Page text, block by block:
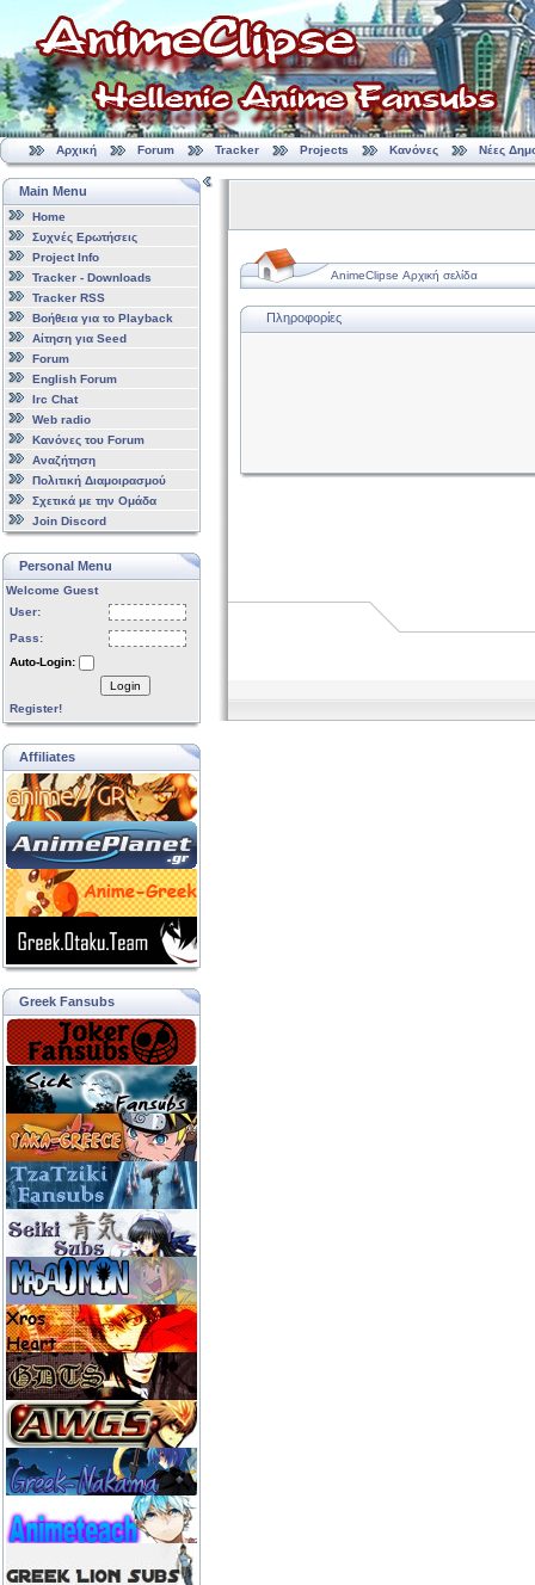
Αρχική Forum Tracker Projects Κανόνες Νέες
Main Menu
Home
Συχνές Ερωτήσεις
Project Info
Tracker - Downloads
Tracker RSS
Βοήθεια για το Playback
Αίτηση για Seed
Forum
English Forum
Irc Chat
Web radio
Κανόνες του Forum
Αναζήτηση
Πολιτική Διαμοιρασμού
Σχετικά με την Ομάδα
Join Discord
Personal Menu
Welcome Guest
User:
Pass:
Auto-Login:
Login
Register!
Affiliates
Greek Fansubs
AnimeClipse Αρχική σελίδα
Πληροφορίες